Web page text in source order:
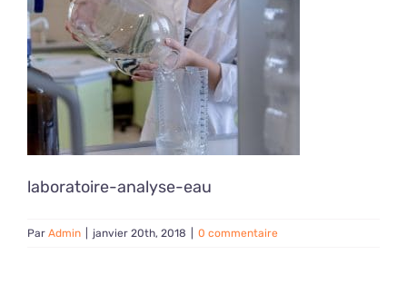
laboratoire-analyse-eau
Par Admin janvier 20th, 2018 0 commentaire